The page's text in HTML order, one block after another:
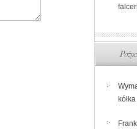
kółka